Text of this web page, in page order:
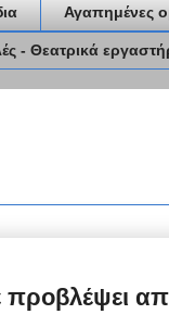
Αγαπημένες
- Θεατρικά
προβλέψει